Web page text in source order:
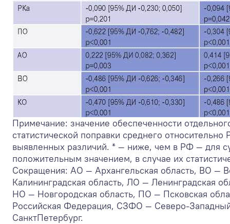
Примечание: значение обеспеченности
статистической поправки среднего
выявленных различий. * — ниже, чем в РФ — для
положительным значением, в случае их
Сокращения: АО — Архангельская область, ВО —
Калининградская область, ЛО — Ленинградская
НО — Новгородская область, ПО — Псковская
Российская Федерация, СЗФО — Северо-
СанктПетербург.